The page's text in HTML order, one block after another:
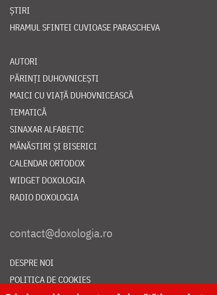
ȘTIRI
HRAMUL SFINTEI CUVIOASE PARASCHEVA
AUTORI
PĂRINȚI DUHOVNICEȘTI
MAICI CU VIAȚĂ DUHOVNICEASCĂ
TEMATICĂ
SINAXAR ALFABETIC
MĂNĂSTIRI ȘI BISERICI
CALENDAR ORTODOX
WIDGET DOXOLOGIA
RADIO DOXOLOGIA
DESPRE NOI
POLITICA DE COOKIES